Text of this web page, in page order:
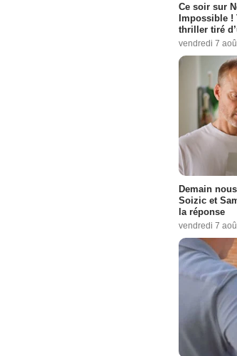
Ce soir sur
Impossible
thriller tiré
vendredi 7
Demain
Soizic et
la réponse
vendredi 7